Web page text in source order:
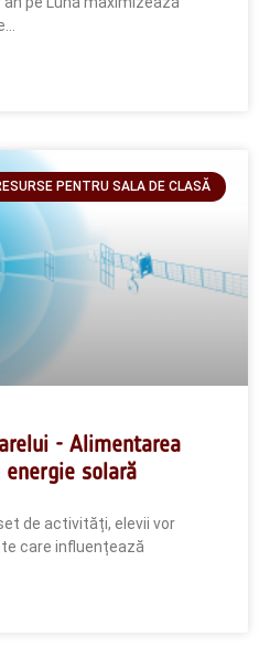
PENTRU SALA DE CLASĂ
- Alimentarea
solară
de activități, elevii vor
care influențează